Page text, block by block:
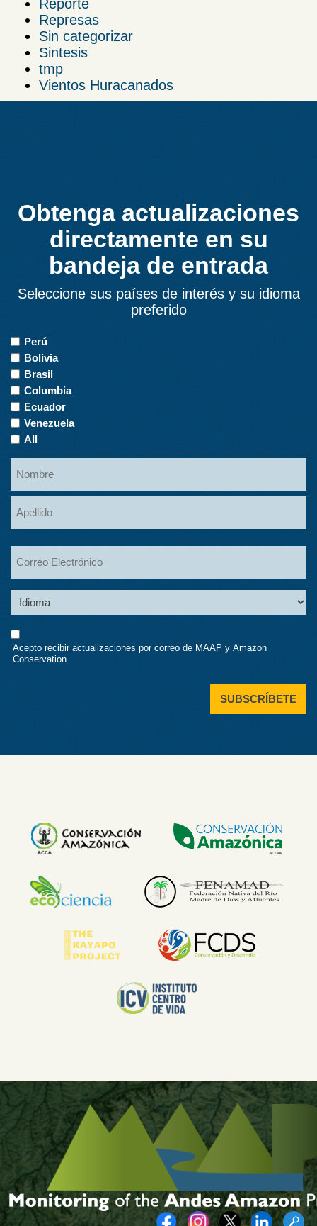
Reporte
Represas
Sin categorizar
Sintesis
tmp
Vientos Huracanados
Obtenga actualizaciones
directamente en su
bandeja de entrada
Seleccione sus países de interés y su idioma
preferido
Countries
of
Interest
Perú
Bolivia
Brasil
Columbia
Ecuador
Venezuela
All
Nombre
Consent
Acepto recibir actualizaciones por correo de MAAP y Amazon
Conservation